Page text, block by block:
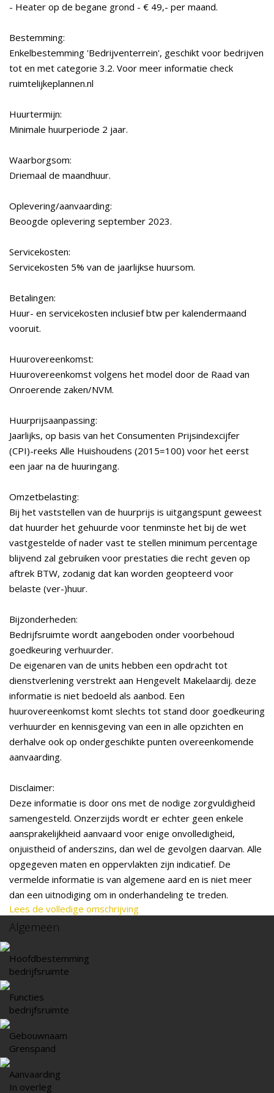
- Heater op de begane grond - € 49,- per maand.
Bestemming:
Enkelbestemming 'Bedrijventerrein', geschikt voor bedrijven
tot en met categorie 3.2. Voor meer informatie check
ruimtelijkeplannen.nl
Huurtermijn:
Minimale huurperiode 2 jaar.
Waarborgsom:
Driemaal de maandhuur.
Oplevering/aanvaarding:
Beoogde oplevering september 2023.
Servicekosten:
Servicekosten 5% van de jaarlijkse huursom.
Betalingen:
Huur- en servicekosten inclusief btw per kalendermaand
vooruit.
Huurovereenkomst:
Huurovereenkomst volgens het model door de Raad van
Onroerende zaken/NVM.
Huurprijsaanpassing:
Jaarlijks, op basis van het Consumenten Prijsindexcijfer
(CPI)-reeks Alle Huishoudens (2015=100) voor het eerst
een jaar na de huuringang.
Omzetbelasting:
Bij het vaststellen van de huurprijs is uitgangspunt geweest
dat huurder het gehuurde voor tenminste het bij de wet
vastgestelde of nader vast te stellen minimum percentage
blijvend zal gebruiken voor prestaties die recht geven op
aftrek BTW, zodanig dat kan worden geopteerd voor
belaste (ver-)huur.
Bijzonderheden:
Bedrijfsruimte wordt aangeboden onder voorbehoud
goedkeuring verhuurder.
De eigenaren van de units hebben een opdracht tot
dienstverlening verstrekt aan Hengevelt Makelaardij. deze
informatie is niet bedoeld als aanbod. Een
huurovereenkomst komt slechts tot stand door goedkeuring
verhuurder en kennisgeving van een in alle opzichten en
derhalve ook op ondergeschikte punten overeenkomende
aanvaarding.
Disclaimer:
Deze informatie is door ons met de nodige zorgvuldigheid
samengesteld. Onzerzijds wordt er echter geen enkele
aansprakelijkheid aanvaard voor enige onvolledigheid,
onjuistheid of anderszins, dan wel de gevolgen daarvan. Alle
opgegeven maten en oppervlakten zijn indicatief. De
vermelde informatie is van algemene aard en is niet meer
dan een uitnodiging om in onderhandeling te treden.
Lees de volledige omschrijving
Algemeen
Hoofdbestemming
bedrijfsruimte
Functies
bedrijfsruimte
Gebouwnaam
Grenspand
Aanvaarding
In overleg